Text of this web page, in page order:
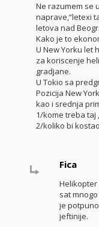
Ne razumem se
naprave,“letexi
letova nad
Kako je to
U New Yorku let
za koriscenje
gradjane.
U Tokio sa
Pozicija New
kao i srednja
1/kome treba taj
2/koliko bi
Fica
Helikopter
sat
je
jeftinije.